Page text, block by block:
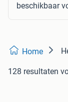
beschikbaar
Home
128 resultaten